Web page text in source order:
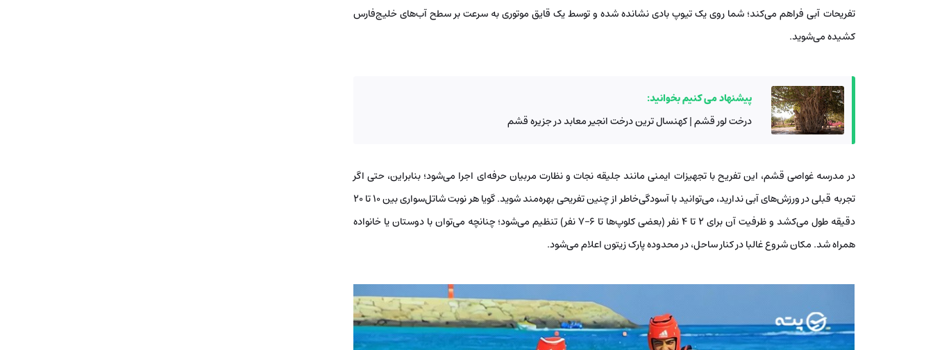
تفریحات آبی فراهم می‌کند؛ شما روی یک تیوپ بادی نشانده شده و توسط یک قایق موتوری به سرعت بر سطح آب‌های خلیج‌فارس
کشیده می‌شوید.
پیشنهاد می کنیم بخوانید:
درخت لور قشم | کهنسال ترین درخت انجیر معابد در جزیره قشم
در مدرسه غواصی قشم، این تفریح با تجهیزات ایمنی مانند جلیقه نجات و نظارت مربیان حرفه‌ای اجرا می‌شود؛ بنابراین، حتی اگر
تجربه قبلی در ورزش‌های آبی ندارید، می‌توانید با آسودگی‌خاطر از چنین تفریحی بهره‌مند شوید. گویا هر نوبت شاتل‌سواری بین ۱۰ تا ۲۰
دقیقه طول می‌کشد و ظرفیت آن برای ۲ تا ۴ نفر (بعضی کلوپ‌ها تا ۶–۷ نفر) تنظیم می‌شود؛ چنانچه می‌توان با دوستان یا خانواده
همراه شد. مکان شروع غالبا در کنار ساحل، در محدوده پارک زیتون اعلام می‌شود.